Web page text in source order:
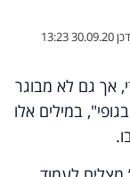
30.09.20 13:23
אך גם לא מבוגר
בגופי", במילים אלו